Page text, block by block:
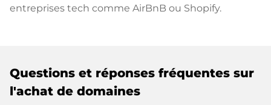
entreprises tech comme AirBnB ou Shopify.
Questions et réponses fréquentes sur
l'achat de domaines